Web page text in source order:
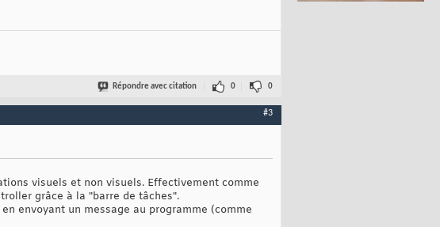
Répondre avec citation 0 0
#3
visuels et non visuels. Effectivement comme
grâce à la "barre de tâches".
envoyant un message au programme (comme